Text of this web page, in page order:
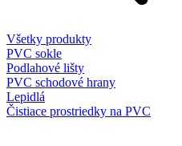
Všetky produkty
PVC sokle
Podlahové lišty
PVC schodové hrany
Lepidlá
Čistiace prostriedky na PVC